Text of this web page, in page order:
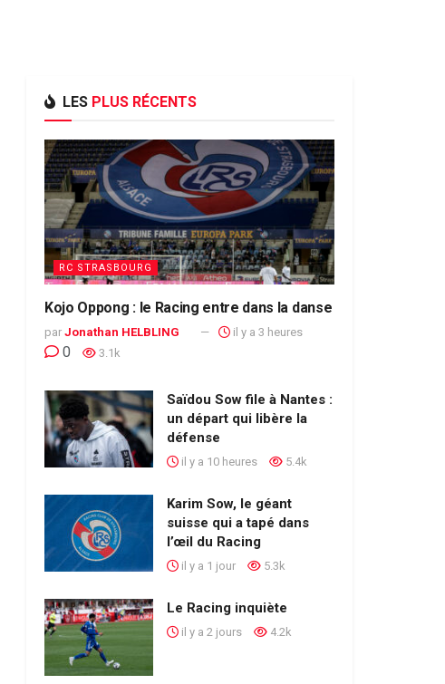
LES PLUS RÉCENTS
RC STRASBOURG
Kojo Oppong : le Racing entre dans la danse
par Jonathan HELBLING il y a 3 heures
0 3.1k
Saïdou Sow file à Nantes :
un départ qui libère la
défense
il y a 10 heures 5.4k
Karim Sow, le géant
suisse qui a tapé dans
l’œil du Racing
il y a 1 jour 5.3k
Le Racing inquiète
il y a 2 jours 4.2k